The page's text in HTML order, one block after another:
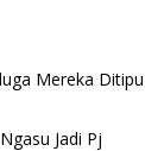
Mereka Ditipu
Jadi Pj